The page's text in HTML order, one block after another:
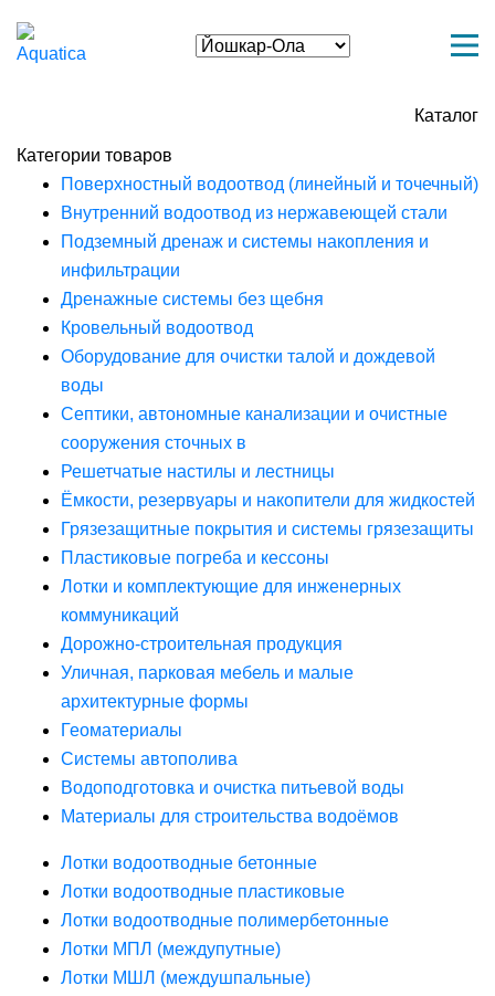
Каталог
Категории товаров
Поверхностный водоотвод (линейный и точечный)
Внутренний водоотвод из нержавеющей стали
Подземный дренаж и системы накопления и
инфильтрации
Дренажные системы без щебня
Кровельный водоотвод
Оборудование для очистки талой и дождевой
воды
Септики, автономные канализации и очистные
сооружения сточных в
Решетчатые настилы и лестницы
Ёмкости, резервуары и накопители для жидкостей
Грязезащитные покрытия и системы грязезащиты
Пластиковые погреба и кессоны
Лотки и комплектующие для инженерных
коммуникаций
Дорожно-строительная продукция
Уличная, парковая мебель и малые
архитектурные формы
Геоматериалы
Системы автополива
Водоподготовка и очистка питьевой воды
Материалы для строительства водоёмов
Лотки водоотводные бетонные
Лотки водоотводные пластиковые
Лотки водоотводные полимербетонные
Лотки МПЛ (междупутные)
Лотки МШЛ (междушпальные)